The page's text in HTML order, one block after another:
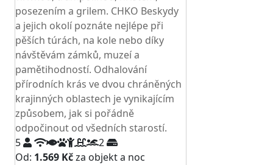
posezením a grilem. CHKO Beskydy
a jejich okolí poznáte nejlépe při
pěších túrách, na kole nebo díky
návštěvám zámků, muzeí a
pamětihodností. Odhalování
přírodních krás ve dvou chráněných
krajinných oblastech je vynikajícím
způsobem, jak si pořádně
odpočinout od všedních starostí.
5
2
Od: 1.569 Kčza objekt a noc